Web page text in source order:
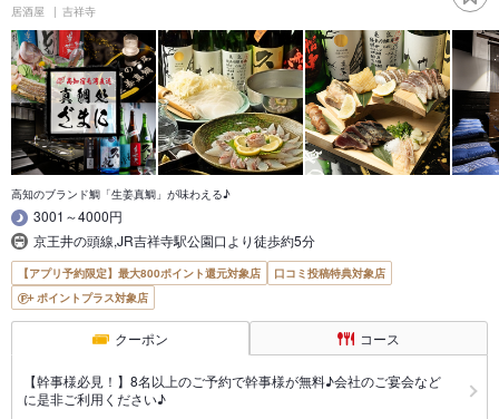
居酒屋 吉祥寺
高知のブランド鯛「生姜真鯛」が味わえる♪
3001～4000円
京王井の頭線,JR吉祥寺駅公園口より徒歩約5分
【アプリ予約限定】最大800ポイント還元対象店
口コミ投稿特典対象店
ポイントプラス対象店
クーポン コース
【幹事様必見！】8名以上のご予約で幹事様が無料♪会社のご宴会など
に是非ご利用ください♪